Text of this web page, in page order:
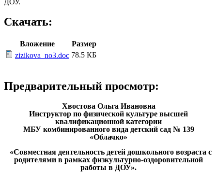
Скачать:
Вложение
Размер
zizikova_no3.doc 78.5 КБ
Предварительный просмотр:
Хвостова Ольга Ивановна
Инструктор по физической культуре высшей
квалификационной категории
МБУ комбинированного вида детский сад № 139
«Облачко»
«Совместная деятельность детей дошкольного возраста с
родителями в рамках физкультурно-оздоровительной
работы в ДОУ».